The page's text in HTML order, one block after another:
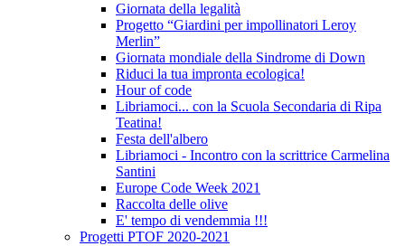
Giornata della legalità
Progetto “Giardini per impollinatori Leroy
Merlin”
Giornata mondiale della Sindrome di Down
Riduci la tua impronta ecologica!
Hour of code
Libriamoci... con la Scuola Secondaria di Ripa
Teatina!
Festa dell'albero
Libriamoci - Incontro con la scrittrice Carmelina
Santini
Europe Code Week 2021
Raccolta delle olive
E' tempo di vendemmia !!!
Progetti PTOF 2020-2021